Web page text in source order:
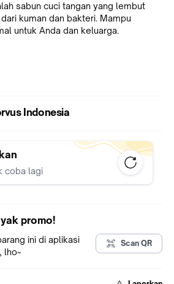
sabun cuci tangan yang lembut
kuman dan bakteri. Mampu
untuk Anda dan keluarga.
Laboratorium Terakreditasi *
paket pesanan*
dan semua jenis klaim tidak
Indonesia
coba lagi
promo!
ini di aplikasi
lho~
Scan QR